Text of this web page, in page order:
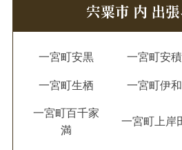
宍粟市 内 出
一宮町安黒 一宮町安積
一宮町生栖 一宮町伊和
一宮町百千家
満
一宮町上岸